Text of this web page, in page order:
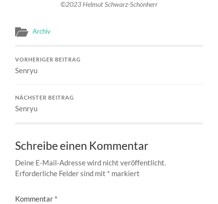
©2023 Helmut Schwarz-Schönherr
Archiv
VORHERIGER BEITRAG
Senryu
NÄCHSTER BEITRAG
Senryu
Schreibe einen Kommentar
Deine E-Mail-Adresse wird nicht veröffentlicht.
Erforderliche Felder sind mit * markiert
Kommentar *